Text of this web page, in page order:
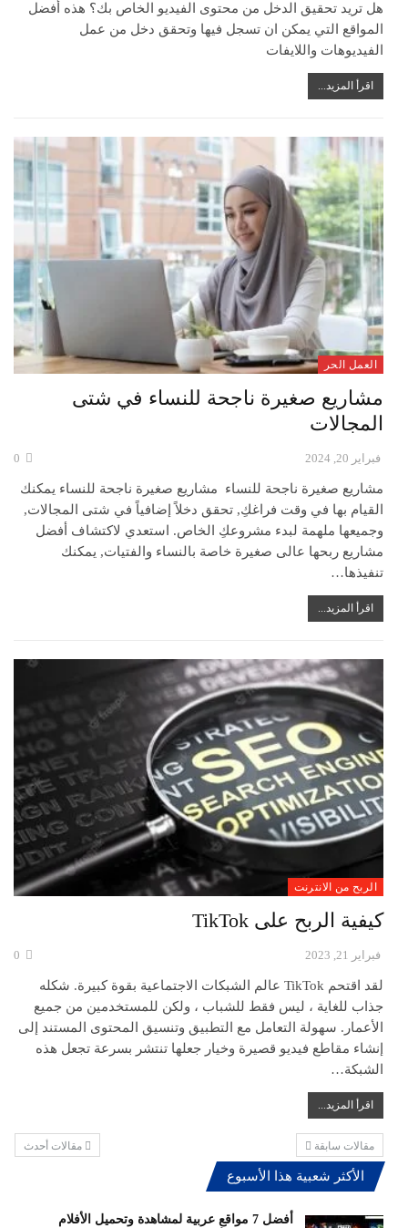
هل تريد تحقيق الدخل من محتوى الفيديو الخاص بك؟ هذه أفضل
المواقع التي يمكن ان تسجل فيها وتحقق دخل من عمل
الفيديوهات واللايفات
اقرأ المزيد...
العمل الحر
مشاريع صغيرة ناجحة للنساء في شتى
المجالات
فبراير 20, 2024
مشاريع صغيرة ناجحة للنساء مشاريع صغيرة ناجحة للنساء يمكنك
القيام بها في وقت فراغكِ, تحقق دخلاً إضافياً في شتى المجالات,
وجميعها ملهمة لبدء مشروعكِ الخاص. استعدي لاكتشاف أفضل
مشاريع ربحها عالى صغيرة خاصة بالنساء والفتيات, يمكنك
تنفيذها…
اقرأ المزيد...
الربح من الانترنت
كيفية الربح على TikTok
فبراير 21, 2023
لقد اقتحم TikTok عالم الشبكات الاجتماعية بقوة كبيرة. شكله
جذاب للغاية ، ليس فقط للشباب ، ولكن للمستخدمين من جميع
الأعمار. سهولة التعامل مع التطبيق وتنسيق المحتوى المستند إلى
إنشاء مقاطع فيديو قصيرة وخيار جعلها تنتشر بسرعة تجعل هذه
الشبكة…
اقرأ المزيد...
مقالات سابقة مقالات أحدث
الأكثر شعبية هذا الأسبوع
أفضل 7 مواقع عربية لمشاهدة وتحميل الأفلام